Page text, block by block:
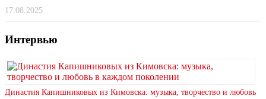
17.08.2025
Интервью
Династия Капишниковых из Кимовска: музыка, творчество и любовь